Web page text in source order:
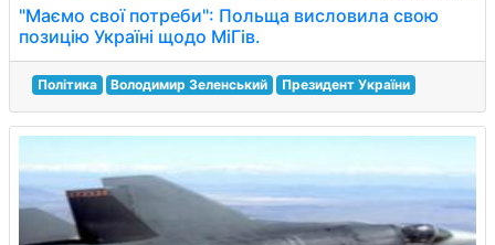
"Маємо свої потреби": Польща висловила свою
позицію Україні щодо МіГів.
Політика Володимир Зеленський Президент України